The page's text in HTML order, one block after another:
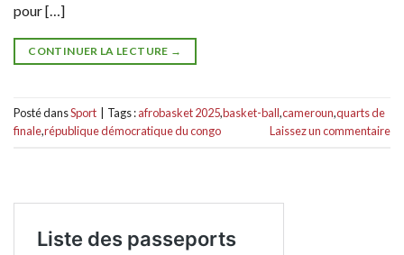
pour […]
CONTINUER LA LECTURE →
Posté dansSport Tags :afrobasket 2025,basket-ball,cameroun,quarts de
finale,république démocratique du congo Laissez un commentaire